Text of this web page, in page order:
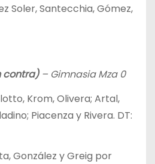
Soler, Santecchia, Gómez,
contra)– Gimnasia Mza 0
Krom, Olivera; Artal,
Piacenza y Rivera. DT:
González y Greig por